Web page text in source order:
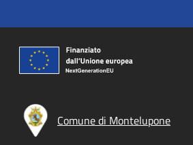
Comune di Montelupone